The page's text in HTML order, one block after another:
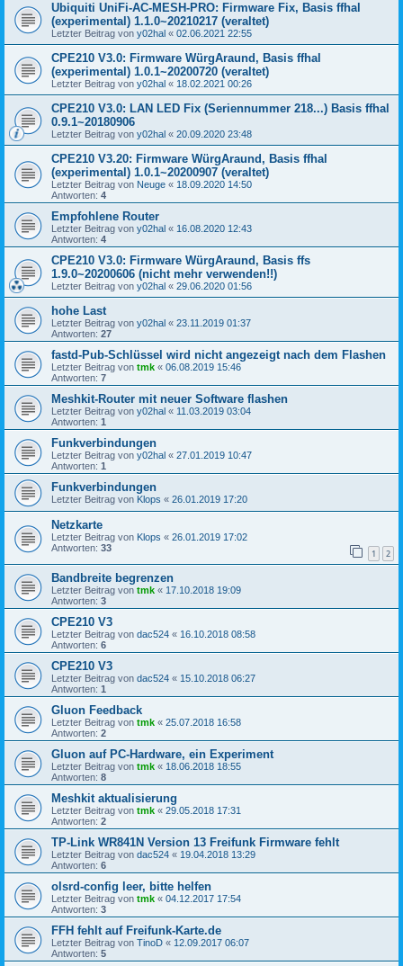
Ubiquiti UniFi-AC-MESH-PRO: Firmware Fix, Basis ffhal
(experimental) 1.1.0~20210217 (veraltet)
Letzter Beitrag von y02hal « 02.06.2021 22:55
CPE210 V3.0: Firmware WürgAraund, Basis ffhal
(experimental) 1.0.1~20200720 (veraltet)
Letzter Beitrag von y02hal « 18.02.2021 00:26
CPE210 V3.0: LAN LED Fix (Seriennummer 218...) Basis ffhal
0.9.1~20180906
Letzter Beitrag von y02hal « 20.09.2020 23:48
CPE210 V3.20: Firmware WürgAraund, Basis ffhal
(experimental) 1.0.1~20200907 (veraltet)
Letzter Beitrag von Neuge « 18.09.2020 14:50
Antworten: 4
Empfohlene Router
Letzter Beitrag von y02hal « 16.08.2020 12:43
Antworten: 4
CPE210 V3.0: Firmware WürgAraund, Basis ffs
1.9.0~20200606 (nicht mehr verwenden!!)
Letzter Beitrag von y02hal « 29.06.2020 01:56
hohe Last
Letzter Beitrag von y02hal « 23.11.2019 01:37
Antworten: 27
fastd-Pub-Schlüssel wird nicht angezeigt nach dem Flashen
Letzter Beitrag von tmk « 06.08.2019 15:46
Antworten: 7
Meshkit-Router mit neuer Software flashen
Letzter Beitrag von y02hal « 11.03.2019 03:04
Antworten: 1
Funkverbindungen
Letzter Beitrag von y02hal « 27.01.2019 10:47
Antworten: 1
Funkverbindungen
Letzter Beitrag von Klops « 26.01.2019 17:20
Netzkarte
Letzter Beitrag von Klops « 26.01.2019 17:02
Antworten: 33 1 2
Bandbreite begrenzen
Letzter Beitrag von tmk « 17.10.2018 19:09
Antworten: 3
CPE210 V3
Letzter Beitrag von dac524 « 16.10.2018 08:58
Antworten: 6
CPE210 V3
Letzter Beitrag von dac524 « 15.10.2018 06:27
Antworten: 1
Gluon Feedback
Letzter Beitrag von tmk « 25.07.2018 16:58
Antworten: 2
Gluon auf PC-Hardware, ein Experiment
Letzter Beitrag von tmk « 18.06.2018 18:55
Antworten: 8
Meshkit aktualisierung
Letzter Beitrag von tmk « 29.05.2018 17:31
Antworten: 2
TP-Link WR841N Version 13 Freifunk Firmware fehlt
Letzter Beitrag von dac524 « 19.04.2018 13:29
Antworten: 6
olsrd-config leer, bitte helfen
Letzter Beitrag von tmk « 04.12.2017 17:54
Antworten: 3
FFH fehlt auf Freifunk-Karte.de
Letzter Beitrag von TinoD « 12.09.2017 06:07
Antworten: 5